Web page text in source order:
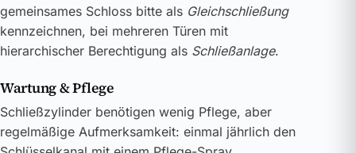
gemeinsames Schloss bitte als Gleichschließung
kennzeichnen, bei mehreren Türen mit
hierarchischer Berechtigung als Schließanlage.
Wartung & Pflege
Schließzylinder benötigen wenig Pflege, aber
regelmäßige Aufmerksamkeit: einmal jährlich den